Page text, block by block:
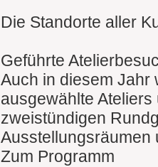
Die Standorte aller
Geführte
Auch in diesem Jahr
ausgewählte
zweistündigen
Ausstellungsräumen
Zum Programm